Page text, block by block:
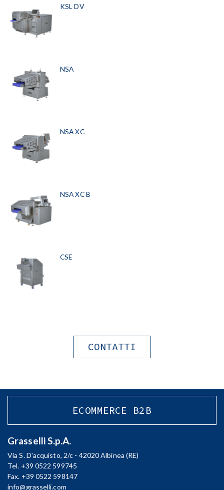
KSL DV
NSA
NSA XC
NSA XC B
CSE
CONTATTI
ECOMMERCE B2B
Grasselli S.p.A.
Via S. D'acquisto, 2/c - 42020 Albinea (RE)
Tel. +39 0522 599745
Fax. +39 0522 598147
info@grasselli.com